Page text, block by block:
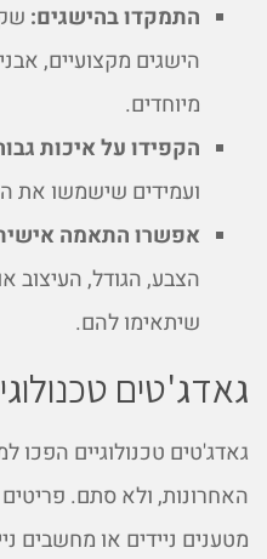
התמקדו בהישגים:
הישגים מקצועיים,
מיוחדים.
הקפידו על איכות
ועמידים שישמשו את
אפשרו התאמה
הצבע, הגודל, העיצוב
שיתאימו להם.
גאדג'טים
גאדג'טים טכנולוגיים הפכו
האחרונות, ולא סתם. פריטים
מטענים ניידים או מחשבים